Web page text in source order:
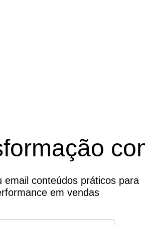
email conteúdos práticos para
em vendas